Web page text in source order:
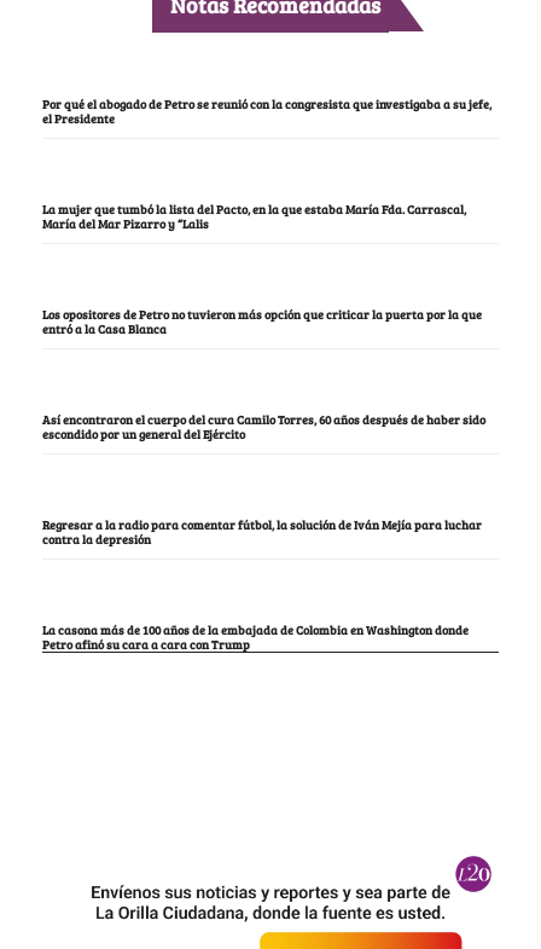
Por qué el abogado de Petro se reunió con la congresista que investigaba a su jefe,
el Presidente
La mujer que tumbó la lista del Pacto, en la que estaba María Fda. Carrascal,
María del Mar Pizarro y “Lalis
Los opositores de Petro no tuvieron más opción que criticar la puerta por la que
entró a la Casa Blanca
Así encontraron el cuerpo del cura Camilo Torres, 60 años después de haber sido
escondido por un general del Ejército
Regresar a la radio para comentar fútbol, la solución de Iván Mejía para luchar
contra la depresión
La casona más de 100 años de la embajada de Colombia en Washington donde
Petro afinó su cara a cara con Trump